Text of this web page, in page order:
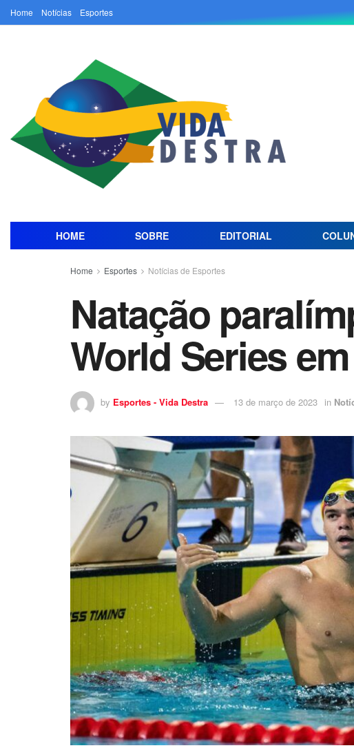
Home Notícias Esportes
HOME SOBRE EDITORIAL
Home Esportes Notícias de Esportes
Natação
World Series
by Esportes - Vida Destra 13 de março de 2023 in